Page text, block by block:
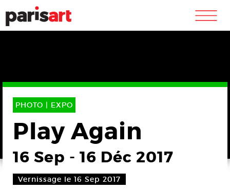
m
PHOTO | EXPO
Play Again
16 Sep - 16 Déc 2017
Vernissage le 16 Sep 2017